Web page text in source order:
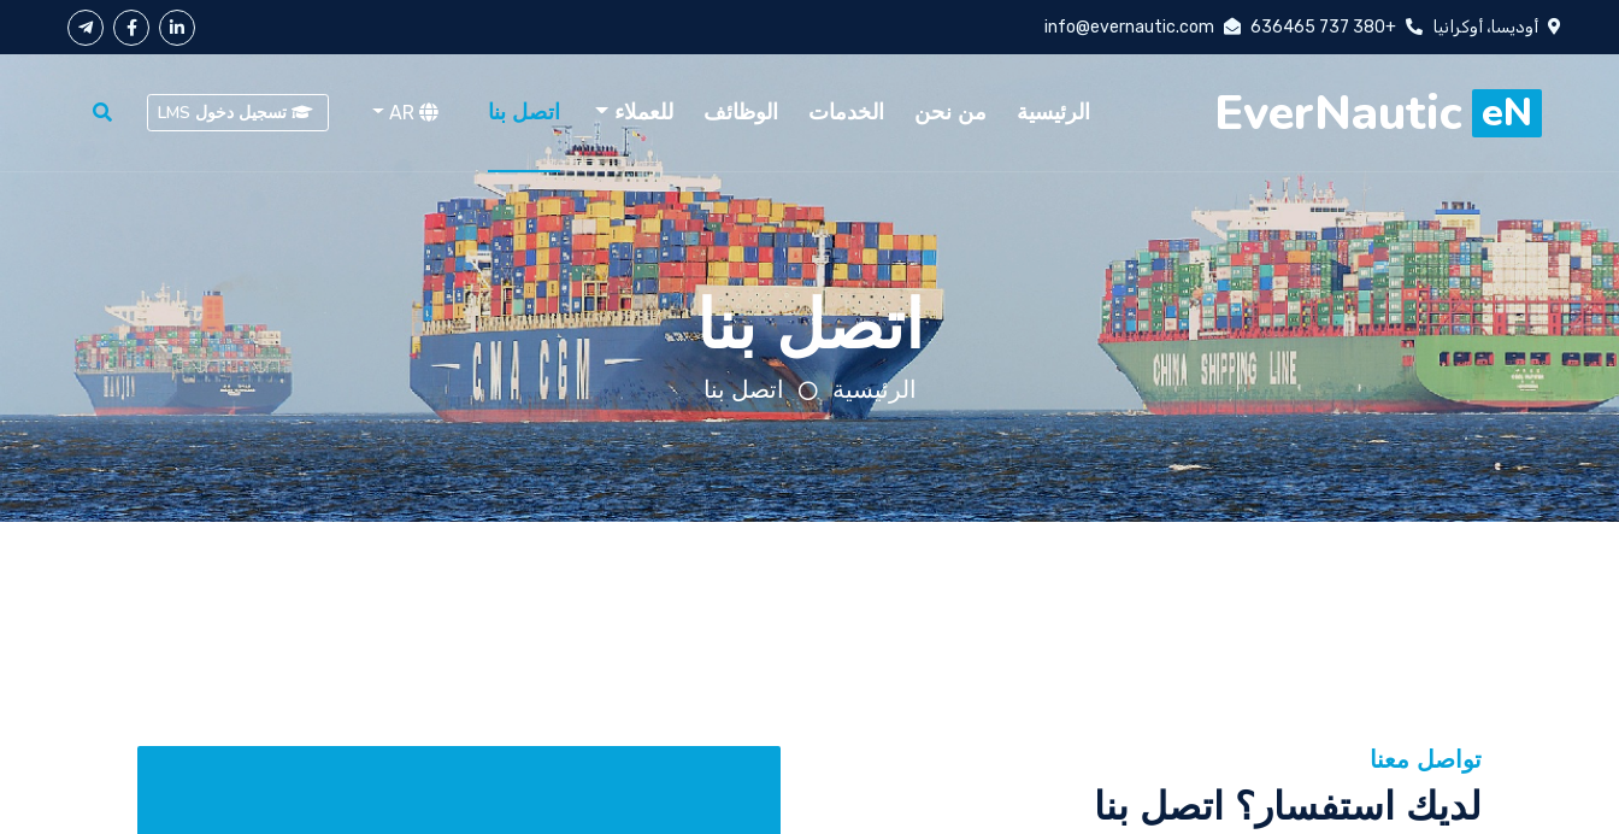
أوديسا، أوكرانيا +380 737 636465
info@evernautic.com
eN
EverNautic الرئيسية من نحن الخدمات الوظائف للعملاء اتصل بنا تسجيل دخول LMS
اتصل بنا
الرئيسية اتصل بنا
تواصل معنا
لديك استفسار؟ اتصل بنا